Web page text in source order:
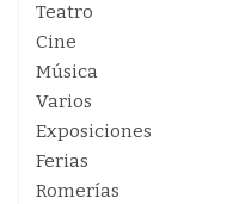
Teatro
Cine
Música
Varios
Exposiciones
Ferias
Romerías